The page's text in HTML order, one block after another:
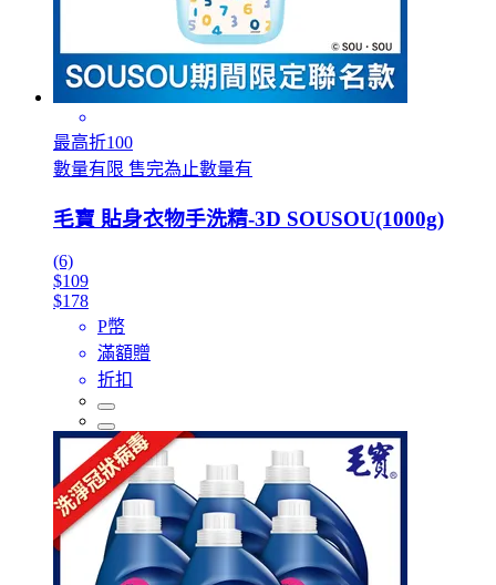
最高折100
數量有限 售完為止數量有
毛寶 貼身衣物手洗精-3D SOUSOU(1000g)
(6)
$109
$178
P幣
滿額贈
折扣